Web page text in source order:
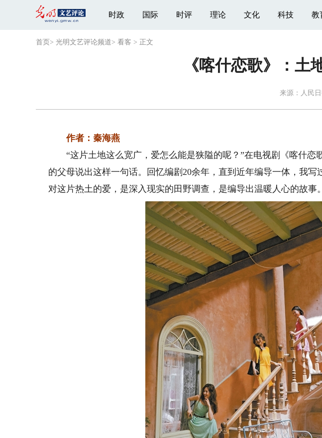
时政 国际 时评 理论 文化 科技 教
首页 > 光明文艺评论频道> 看客 > 正文
《喀什恋歌》：土
来源： 人民
作者：秦海燕
“这片土地这么宽广，爱怎么能是狭隘的呢？”在电视剧《喀什恋
的父母说出这样一句话。回忆编剧20余年，直到近年编导一体，我写
对这片热土的爱，是深入现实的田野调查，是编导出温暖人心的故事。